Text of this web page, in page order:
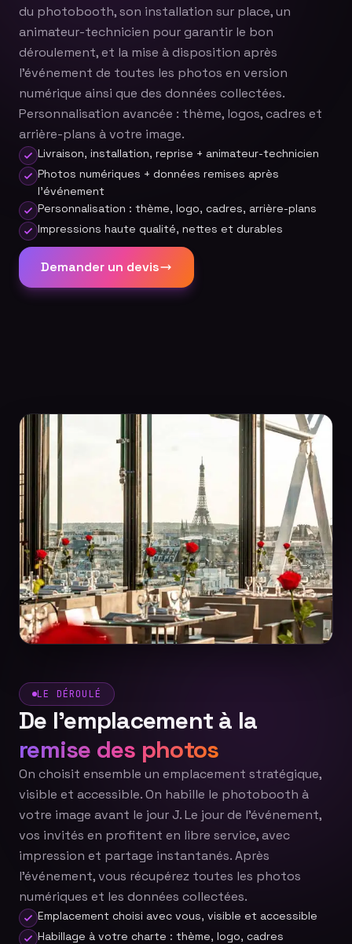
du photobooth, son installation sur place, un
animateur-technicien pour garantir le bon
déroulement, et la mise à disposition après
l'événement de toutes les photos en version
numérique ainsi que des données collectées.
Personnalisation avancée : thème, logos, cadres et
arrière-plans à votre image.
Livraison, installation, reprise + animateur-technicien
Photos numériques + données remises après
l'événement
Personnalisation : thème, logo, cadres, arrière-plans
Impressions haute qualité, nettes et durables
Demander un devis
LE DÉROULÉ
De l'emplacement à la
remise des photos
On choisit ensemble un emplacement stratégique,
visible et accessible. On habille le photobooth à
votre image avant le jour J. Le jour de l'événement,
vos invités en profitent en libre service, avec
impression et partage instantanés. Après
l'événement, vous récupérez toutes les photos
numériques et les données collectées.
Emplacement choisi avec vous, visible et accessible
Habillage à votre charte : thème, logo, cadres